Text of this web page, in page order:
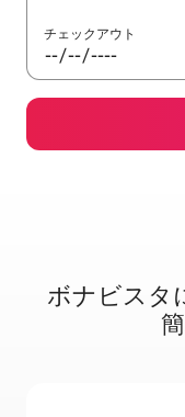
チェックアウト
ボナビスタ